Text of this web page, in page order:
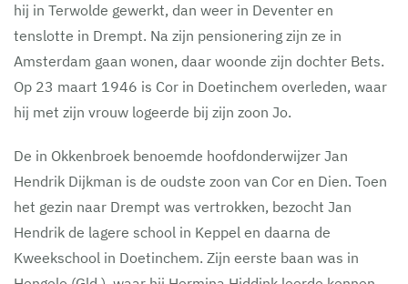
hij in Terwolde gewerkt, dan weer in Deventer en
tenslotte in Drempt. Na zijn pensionering zijn ze in
Amsterdam gaan wonen, daar woonde zijn dochter Bets.
Op 23 maart 1946 is Cor in Doetinchem overleden, waar
hij met zijn vrouw logeerde bij zijn zoon Jo.
De in Okkenbroek benoemde hoofdonderwijzer Jan
Hendrik Dijkman is de oudste zoon van Cor en Dien. Toen
het gezin naar Drempt was vertrokken, bezocht Jan
Hendrik de lagere school in Keppel en daarna de
Kweekschool in Doetinchem. Zijn eerste baan was in